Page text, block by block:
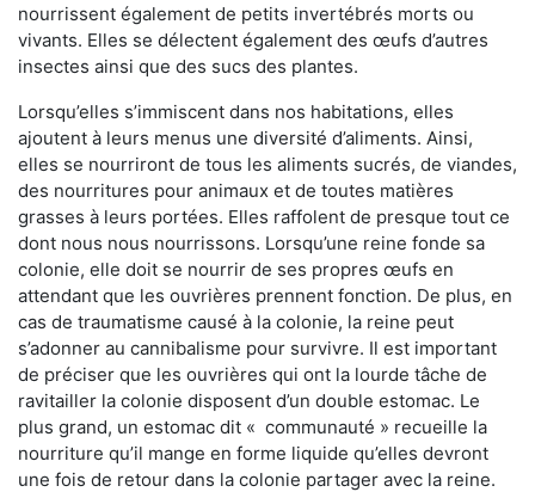
nourrissent également de petits invertébrés morts ou
vivants. Elles se délectent également des œufs d’autres
insectes ainsi que des sucs des plantes.
Lorsqu’elles s’immiscent dans nos habitations, elles
ajoutent à leurs menus une diversité d’aliments. Ainsi,
elles se nourriront de tous les aliments sucrés, de viandes,
des nourritures pour animaux et de toutes matières
grasses à leurs portées. Elles raffolent de presque tout ce
dont nous nous nourrissons. Lorsqu’une reine fonde sa
colonie, elle doit se nourrir de ses propres œufs en
attendant que les ouvrières prennent fonction. De plus, en
cas de traumatisme causé à la colonie, la reine peut
s’adonner au cannibalisme pour survivre. Il est important
de préciser que les ouvrières qui ont la lourde tâche de
ravitailler la colonie disposent d’un double estomac. Le
plus grand, un estomac dit « communauté » recueille la
nourriture qu’il mange en forme liquide qu’elles devront
une fois de retour dans la colonie partager avec la reine.